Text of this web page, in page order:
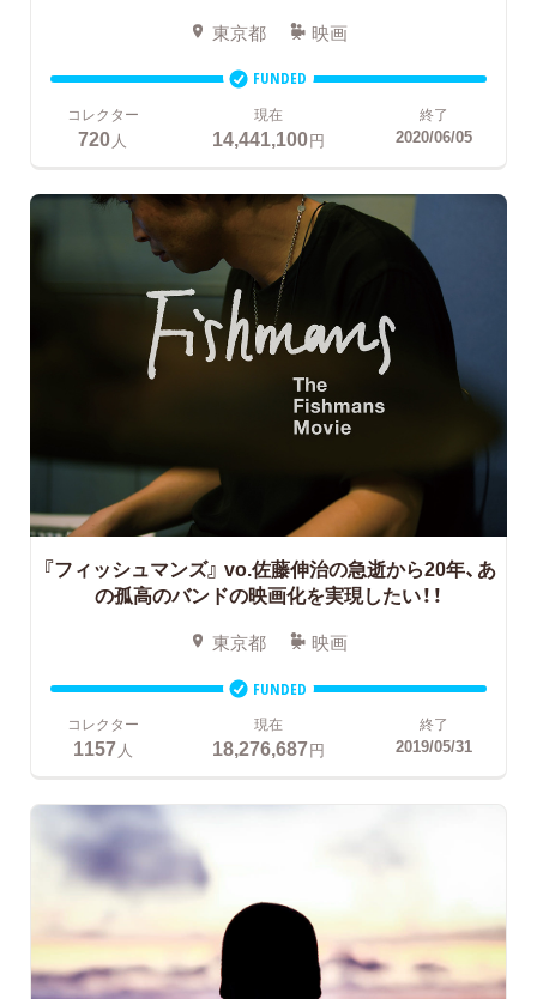
東京都 映画
FUNDED
コレクター
720 人
現在
14,441,100円
終了
2020/06/05
『フィッシュマンズ』 vo.佐藤伸治の急逝から20年、あ
の孤高のバンドの映画化を実現したい！！
東京都 映画
FUNDED
コレクター
1157人
現在
18,276,687円
終了
2019/05/31